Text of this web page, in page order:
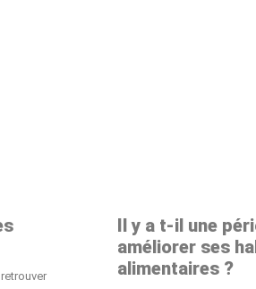
Il y a t-il une
améliorer ses
alimentaires ?